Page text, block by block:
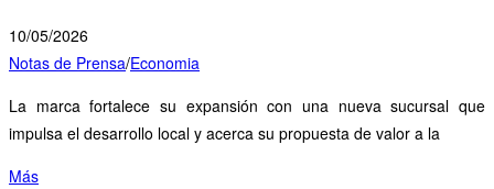
10/05/2026
Notas de Prensa/Economia
La marca fortalece su expansión con una nueva sucursal que
impulsa el desarrollo local y acerca su propuesta de valor a la
Más